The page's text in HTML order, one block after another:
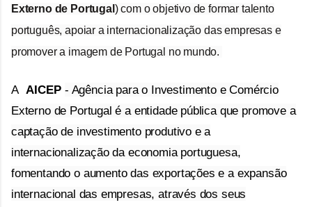
Externo de Portugal )com o objetivo de formar talento
português, apoiar a internacionalização das empresas e
promover a imagem de Portugal no mundo.
A AICEP - Agência para o Investimento e Comércio
Externo de Portugal é a entidade pública que promove a
captação de investimento produtivo e a
internacionalização da economia portuguesa,
fomentando o aumento das exportações e a expansão
internacional das empresas, através dos seus